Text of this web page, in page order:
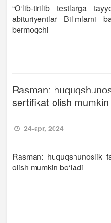
“O‘lib-tirilib testlarga
abituriyentlar Bilimlarni
bermoqchi
Rasman:
sertifikat olish mumkin
24-apr, 2024
Rasman: huquqshunoslik
olish mumkin bo‘ladi